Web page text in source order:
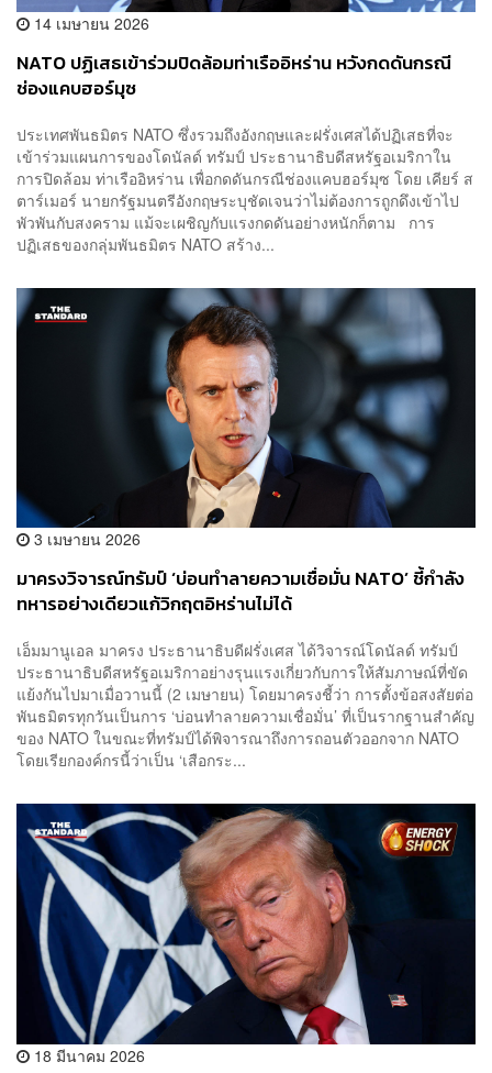
14 เมษายน 2026
NATO ปฏิเสธเข้าร่วมปิดล้อมท่าเรืออิหร่าน หวังกดดันกรณี
ช่องแคบฮอร์มุซ
ประเทศพันธมิตร NATO ซึ่งรวมถึงอังกฤษและฝรั่งเศสได้ปฏิเสธที่จะ
เข้าร่วมแผนการของโดนัลด์ ทรัมป์ ประธานาธิบดีสหรัฐอเมริกาใน
การปิดล้อม ท่าเรืออิหร่าน เพื่อกดดันกรณีช่องแคบฮอร์มุซ โดย เคียร์ ส
ตาร์เมอร์ นายกรัฐมนตรีอังกฤษระบุชัดเจนว่าไม่ต้องการถูกดึงเข้าไป
พัวพันกับสงคราม แม้จะเผชิญกับแรงกดดันอย่างหนักก็ตาม การ
ปฏิเสธของกลุ่มพันธมิตร NATO สร้าง...
3 เมษายน 2026
มาครงวิจารณ์ทรัมป์ ‘บ่อนทำลายความเชื่อมั่น NATO’ ชี้กำลัง
ทหารอย่างเดียวแก้วิกฤตอิหร่านไม่ได้
เอ็มมานูเอล มาครง ประธานาธิบดีฝรั่งเศส ได้วิจารณ์โดนัลด์ ทรัมป์
ประธานาธิบดีสหรัฐอเมริกาอย่างรุนแรงเกี่ยวกับการให้สัมภาษณ์ที่ขัด
แย้งกันไปมาเมื่อวานนี้ (2 เมษายน) โดยมาครงชี้ว่า การตั้งข้อสงสัยต่อ
พันธมิตรทุกวันเป็นการ ‘บ่อนทำลายความเชื่อมั่น’ ที่เป็นรากฐานสำคัญ
ของ NATO ในขณะที่ทรัมป์ได้พิจารณาถึงการถอนตัวออกจาก NATO
โดยเรียกองค์กรนี้ว่าเป็น ‘เสือกระ...
18 มีนาคม 2026